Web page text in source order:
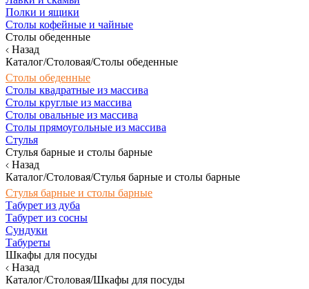
Полки и ящики
Столы кофейные и чайные
Столы обеденные
Назад
Каталог/Столовая/Столы обеденные
Столы обеденные
Столы квадратные из массива
Столы круглые из массива
Столы овальные из массива
Столы прямоугольные из массива
Стулья
Стулья барные и столы барные
Назад
Каталог/Столовая/Стулья барные и столы барные
Стулья барные и столы барные
Табурет из дуба
Табурет из сосны
Сундуки
Табуреты
Шкафы для посуды
Назад
Каталог/Столовая/Шкафы для посуды